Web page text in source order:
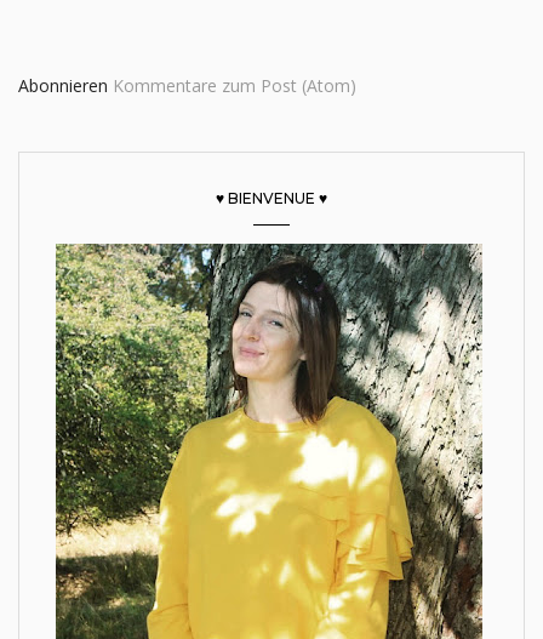
Abonnieren Kommentare zum Post (Atom)
♥ BIENVENUE ♥